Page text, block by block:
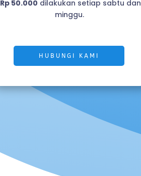
Rp 50.000 dilakukan setiap sabtu dan
minggu.
HUBUNGI KAMI